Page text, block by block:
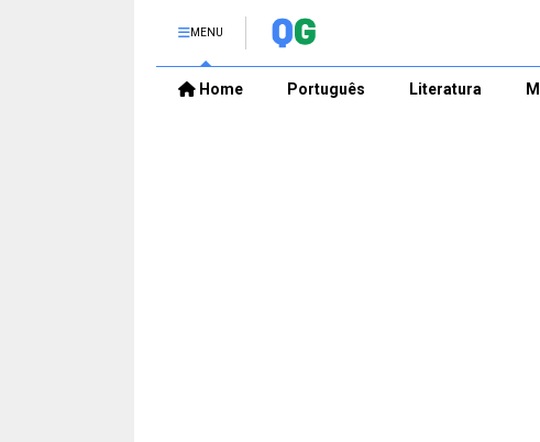
MENU
Home Português Literatura